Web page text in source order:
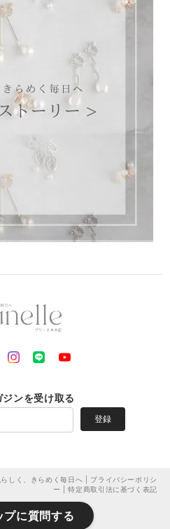
ジンを受け取る
登録
しく、きらめく毎日へ | プライバシーポリシ
ー
|特定商取引法に基づく表記
プに質問する